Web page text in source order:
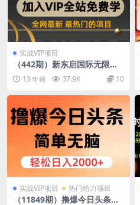
实战VIP项目
（442期）新东启国际无限刷
钱项目（可多开账号）实战操
作演示-日赚20-200元项目教
程
13 年前 37.9K 10
实战VIP项目 热门给力项目
（11849期）撸爆今日头条，